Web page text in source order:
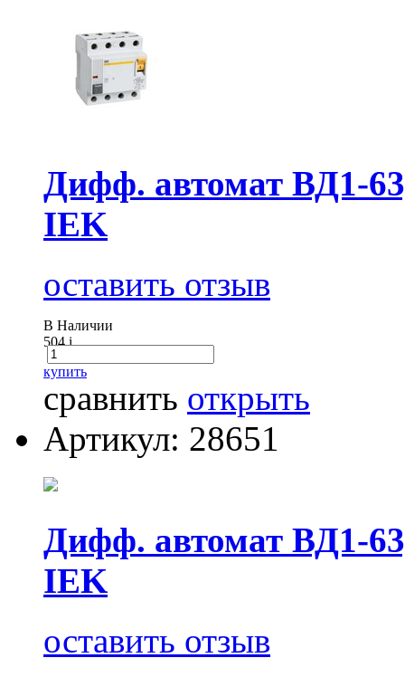
Дифф. автомат ВД1-
IEK
оставить отзыв
В Наличии
504i
купить
сравнить открыть
Артикул: 28651
Дифф. автомат ВД1-
IEK
оставить отзыв